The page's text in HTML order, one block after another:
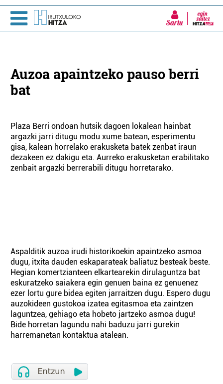
Sartu
Auzoa apaintzeko pauso berri
bat
Plaza Berri ondoan hutsik dagoen lokalean hainbat
argazki jarri ditugu modu xume batean, esperimentu
gisa, kalean horrelako erakusketa batek zenbat iraun
dezakeen ez dakigu eta. Aurreko erakusketan erabilitako
zenbait argazki berrerabili ditugu horretarako.
Aspalditik auzoa irudi historikoekin apaintzeko asmoa
dugu, itxita dauden eskaparateak baliatuz besteak beste.
Hegian komertzianteen elkartearekin dirulaguntza bat
eskuratzeko saiakera egin genuen baina ez genuenez
ezer lortu gure bidea egiten jarraitzen dugu. Espero dugu
auzokideen gustokoa izatea egitasmoa eta zaintzen
laguntzea, gehiago eta hobeto jartzeko asmoa dugu!
Bide horretan lagundu nahi baduzu jarri gurekin
harremanetan kontaktua atalean.